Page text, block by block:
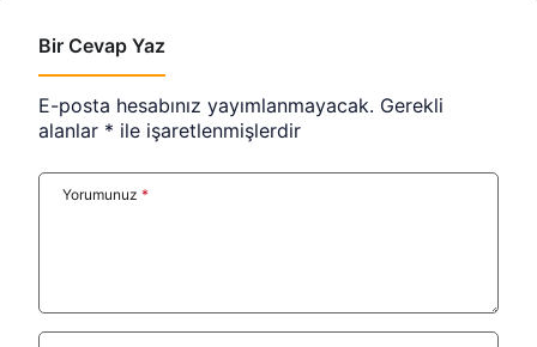
Bir Cevap Yaz
E-posta hesabınız yayımlanmayacak. Gerekli
alanlar * ile işaretlenmişlerdir
Yorumunuz *